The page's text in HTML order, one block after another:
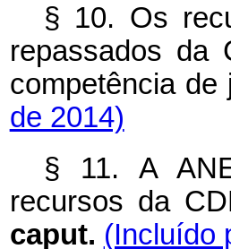
§ 10. Os
repassados da
competência
de 2014)
§ 11. A
recursos da
caput. (Incluído